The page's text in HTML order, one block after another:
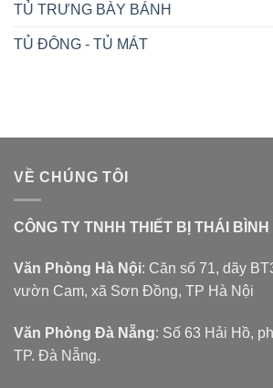
TỦ TRƯNG BÀY BÁNH
TỦ ĐÔNG - TỦ MÁT
VỀ CHÚNG TÔI
CÔNG TY TNHH THIẾT BỊ THÁI BÌNH
Văn Phòng Hà Nội: Căn số 71, dãy
vườn Cam, xã Sơn Đồng, TP Hà Nội
Văn Phòng Đà Nẵng: Số 63 Hải Hồ,
TP. Đà Nẵng.